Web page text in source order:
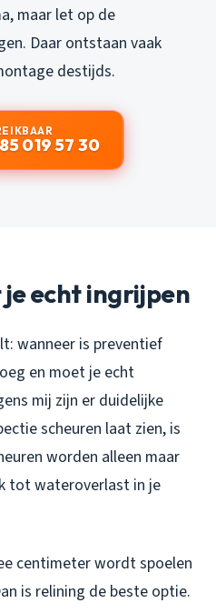
maar let op de
Daar ontstaan vaak
destijds.
019 57 30
echt ingrijpen
wanneer is preventief
en moet je echt
mij zijn er duidelijke
scheuren laat zien, is
worden alleen maar
tot wateroverlast in je
centimeter wordt spoelen
is relining de beste optie.